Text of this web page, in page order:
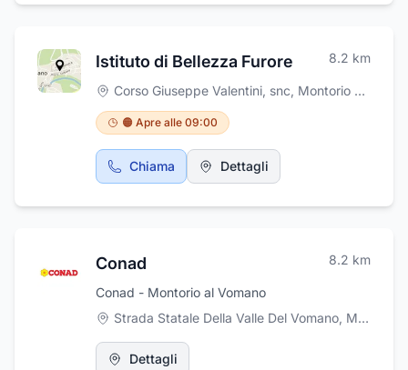
Istituto di Bellezza Furore 8.2 km
Corso Giuseppe Valentini, snc, Montorio al Vomano
🟠 Apre alle 09:00
Chiama Dettagli
Conad 8.2 km
Conad - Montorio al Vomano
Strada Statale Della Valle Del Vomano, Montorio al Vomano
Dettagli